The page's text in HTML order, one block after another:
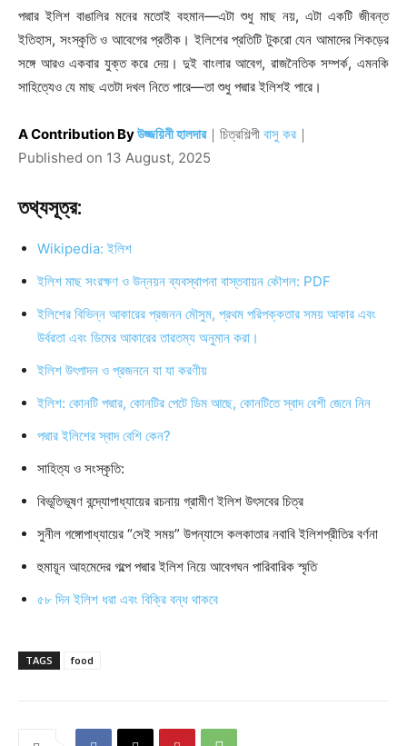
পদ্মার ইলিশ বাঙালির মনের মতোই বহমান—এটা শুধু মাছ নয়, এটা একটি জীবন্ত
ইতিহাস, সংস্কৃতি ও আবেগের প্রতীক। ইলিশের প্রতিটি টুকরো যেন আমাদের শিকড়ের
সঙ্গে আরও একবার যুক্ত করে দেয়। দুই বাংলার আবেগ, রাজনৈতিক সম্পর্ক, এমনকি
সাহিত্যেও যে মাছ এতটা দখল নিতে পারে—তা শুধু পদ্মার ইলিশই পারে।
A Contribution Byউজ্জয়িনী হালদার｜ চিত্রশিল্পী বাসু কর ｜
Published on 13 August, 2025
তথ্যসূত্র:
Wikipedia: ইলিশ
ইলিশ মাছ সংরক্ষণ ও উন্নয়ন ব্যবস্থাপনা বাস্তবায়ন কৌশল: PDF
ইলিশের বিভিন্ন আকারের প্রজনন মৌসুম, প্রথম পরিপক্কতার সময় আকার এবং
উর্বরতা এবং ডিমের আকারের তারতম্য অনুমান করা।
ইলিশ উৎপাদন ও প্রজননে যা যা করণীয়
ইলিশ: কোনটি পদ্মার, কোনটির পেটে ডিম আছে, কোনটিতে স্বাদ বেশী জেনে নিন
পদ্মার ইলিশের স্বাদ বেশি কেন?
সাহিত্য ও সংস্কৃতি:
বিভূতিভূষণ বন্দ্যোপাধ্যায়ের রচনায় গ্রামীণ ইলিশ উৎসবের চিত্র
সুনীল গঙ্গোপাধ্যায়ের “সেই সময়” উপন্যাসে কলকাতার নবাবি ইলিশপ্রীতির বর্ণনা
হুমায়ূন আহমেদের গল্পে পদ্মার ইলিশ নিয়ে আবেগঘন পারিবারিক স্মৃতি
৫৮ দিন ইলিশ ধরা এবং বিক্রি বন্ধ থাকবে
TAGS food